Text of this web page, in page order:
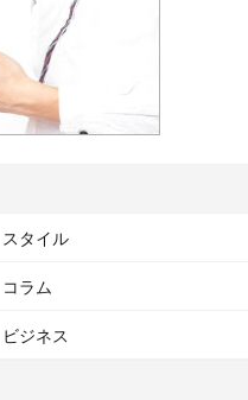
スタイル
コラム
ビジネス